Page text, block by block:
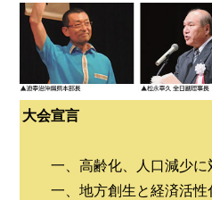
大会宣言
一、高齢化、人口減少に
一、地方創生と経済活性